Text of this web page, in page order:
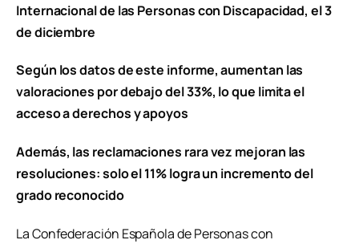
Internacional de las Personas con Discapacidad, el 3
de diciembre
Según los datos de este informe, aumentan las
valoraciones por debajo del 33%, lo que limita el
acceso a derechos y apoyos
Además, las reclamaciones rara vez mejoran las
resoluciones: solo el 11% logra un incremento del
grado reconocido
La Confederación Española de Personas con